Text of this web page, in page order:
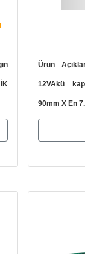
Ürün
12VAkü
90mm X En